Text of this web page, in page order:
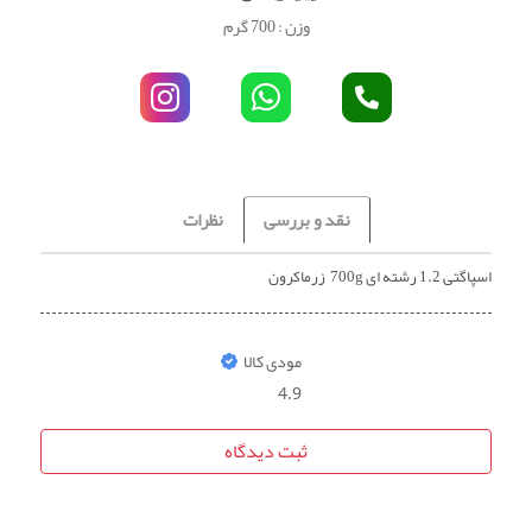
وزن : 700 گرم
نقد و بررسی نظرات
اسپاگتی 1.2 رشته ای 700g زرماکرون
مودی کالا
4.9
ثبت دیدگاه